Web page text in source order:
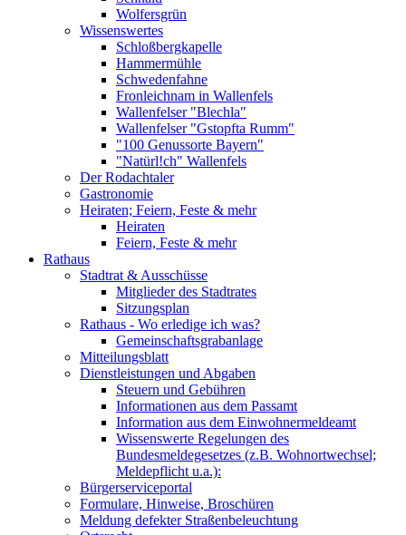
Wolfersgrün
Wissenswertes
Schloßbergkapelle
Hammermühle
Schwedenfahne
Fronleichnam in Wallenfels
Wallenfelser "Blechla"
Wallenfelser "Gstopfta Rumm"
"100 Genussorte Bayern"
"Natürl!ch" Wallenfels
Der Rodachtaler
Gastronomie
Heiraten; Feiern, Feste & mehr
Heiraten
Feiern, Feste & mehr
Rathaus
Stadtrat & Ausschüsse
Mitglieder des Stadtrates
Sitzungsplan
Rathaus - Wo erledige ich was?
Gemeinschaftsgrabanlage
Mitteilungsblatt
Dienstleistungen und Abgaben
Steuern und Gebühren
Informationen aus dem Passamt
Information aus dem Einwohnermeldeamt
Wissenswerte Regelungen des
Bundesmeldegesetzes (z.B. Wohnortwechsel;
Meldepflicht u.a.):
Bürgerserviceportal
Formulare, Hinweise, Broschüren
Meldung defekter Straßenbeleuchtung